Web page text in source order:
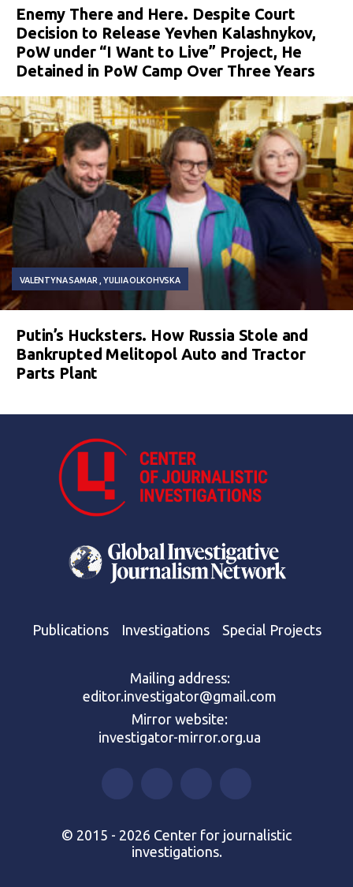
Enemy There and Here. Despite Court
Decision to Release Yevhen Kalashnykov,
PoW under “I Want to Live” Project, He
Detained in PoW Camp Over Three Years
VALENTYNA SAMAR YULIIA OLKOHVSKA
Putin’s Hucksters. How Russia Stole and
Bankrupted Melitopol Auto and Tractor
Parts Plant
Publications Investigations Special Projects
Mailing address:
editor.investigator@gmail.com
Mirror website:
investigator-mirror.org.ua
© 2015 - 2026 Center for journalistic
investigations.